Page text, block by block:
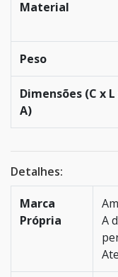
Material
Peso
Dimensões (C x L
A)
Detalhes:
Marca
Própria
A